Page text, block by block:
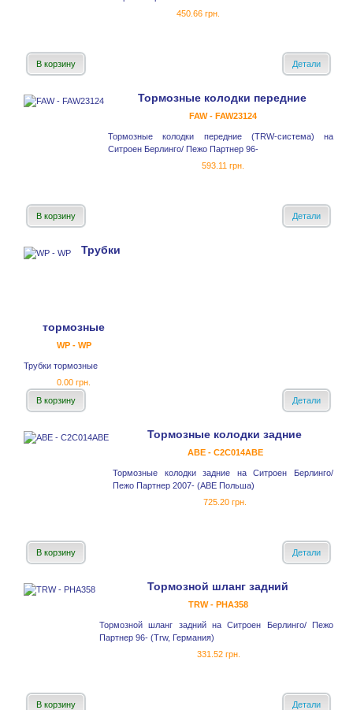
450.66 грн.
В корзину Детали
Тормозные колодки передние
FAW - FAW23124
Тормозные колодки передние (TRW-система) на
Ситроен Берлинго/ Пежо Партнер 96-
593.11 грн.
В корзину Детали
Трубки
тормозные
WP - WP
Трубки тормозные
0.00 грн.
В корзину
Детали
Тормозные колодки задние
ABE - C2C014ABE
Тормозные колодки задние на Ситроен Берлинго/
Пежо Партнер 2007- (ABE Польша)
725.20 грн.
В корзину Детали
Тормозной шланг задний
TRW - PHA358
Тормозной шланг задний на Ситроен Берлинго/ Пежо
Партнер 96- (Trw, Германия)
331.52 грн.
В корзину Детали